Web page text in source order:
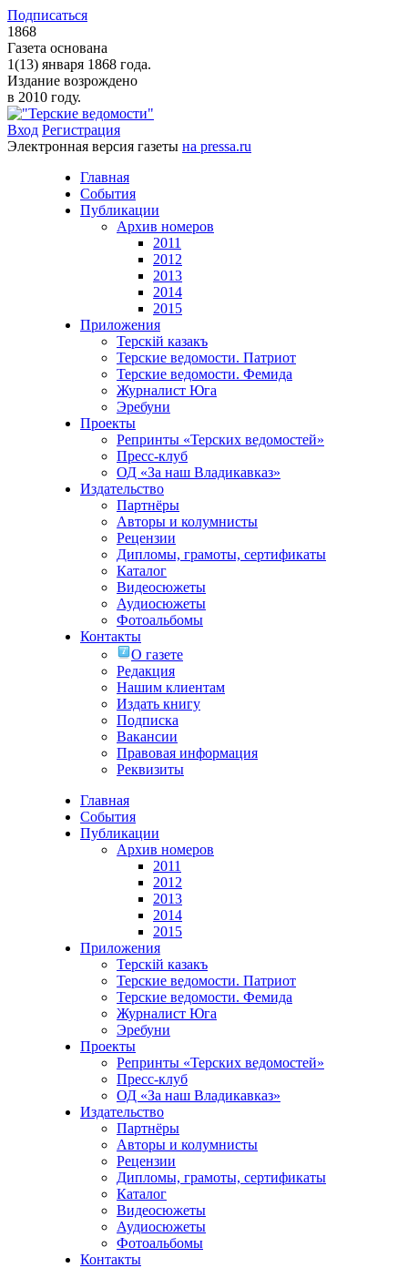
Подписаться
1868
Газета основана
1(13) января 1868 года.
Издание возрождено
в 2010 году.
Вход Регистрация
Электронная версия газеты на pressa.ru
Главная
События
Публикации
Архив номеров
2011
2012
2013
2014
2015
Приложения
Терскiй казакъ
Терские ведомости. Патриот
Терские ведомости. Фемида
Журналист Юга
Эребуни
Проекты
Репринты «Терских ведомостей»
Пресс-клуб
ОД «За наш Владикавказ»
Издательство
Партнёры
Авторы и колумнисты
Рецензии
Дипломы, грамоты, сертификаты
Каталог
Видеосюжеты
Аудиосюжеты
Фотоальбомы
Контакты
О газете
Редакция
Нашим клиентам
Издать книгу
Подписка
Вакансии
Правовая информация
Реквизиты
Главная
События
Публикации
Архив номеров
2011
2012
2013
2014
2015
Приложения
Терскiй казакъ
Терские ведомости. Патриот
Терские ведомости. Фемида
Журналист Юга
Эребуни
Проекты
Репринты «Терских ведомостей»
Пресс-клуб
ОД «За наш Владикавказ»
Издательство
Партнёры
Авторы и колумнисты
Рецензии
Дипломы, грамоты, сертификаты
Каталог
Видеосюжеты
Аудиосюжеты
Фотоальбомы
Контакты